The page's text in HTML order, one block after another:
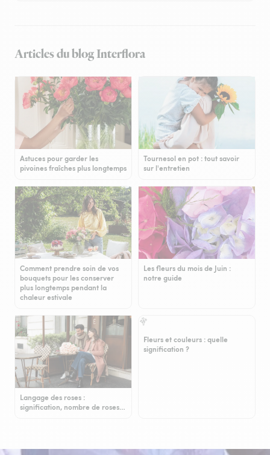
Articles du blog Interflora
Astuces pour garder les
pivoines fraîches plus longtemps
Tournesol en pot : tout savoir
sur l'entretien
Comment prendre soin de vos
bouquets pour les conserver
plus longtemps pendant la
chaleur estivale
Les fleurs du mois de Juin :
notre guide
Langage des roses :
signification, nombre de roses…
Fleurs et couleurs : quelle
signification ?